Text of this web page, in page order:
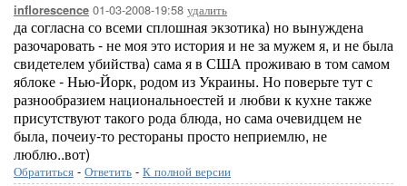
inflorescence 01-03-2008-19:58 удалить
да согласна со всеми сплошная экзотика) но вынуждена
разочаровать - не моя это история и не за мужем я, и не была
свидетелем убийства) сама я в США проживаю в том самом
яблоке - Нью-Йорк, родом из Украины. Но поверьте тут с
разнообразием национальноестей и любви к кухне также
присутствуют такого рода блюда, но сама очевидцем не
была, почеиу-то рестораны просто неприемлю, не
люблю..вот)
Обратиться - Ответить - К полной версии